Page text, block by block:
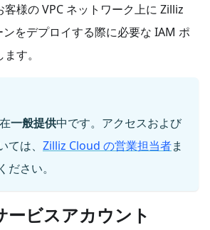
様の VPC ネットワーク上に Zilliz
ンをデプロイする際に必要な IAM ポ
す。
一般提供中です。アクセスおよび
は、 Zilliz Cloud の営業担当者ま
ださい。
ービスアカウント